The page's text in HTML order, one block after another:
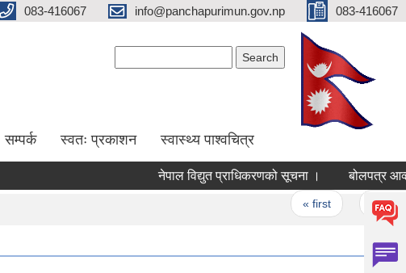
083-416067 info@panchapurimun.gov.np 083-416067
सम्पर्क स्वतः प्रकाशन स्वास्थ्य पाश्वचित्र
नेपाल विद्युत प्राधिकरणको सूचना । बोलपत्र आव्हान
« first ‹ previous